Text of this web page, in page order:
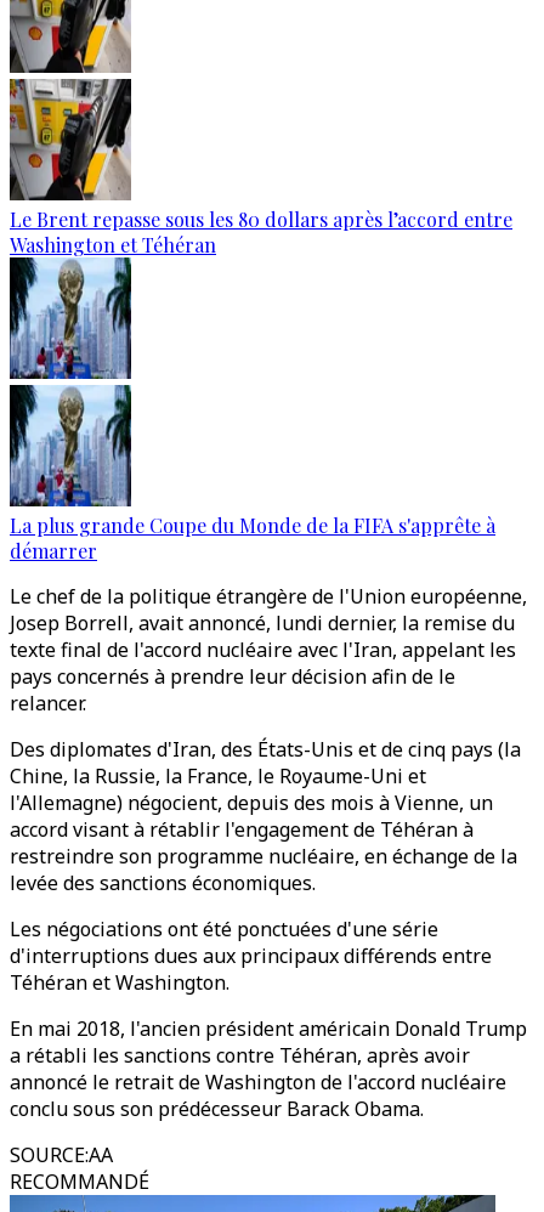
Le Brent repasse sous les 80 dollars après l’accord entre
Washington et Téhéran
La plus grande Coupe du Monde de la FIFA s'apprête à
démarrer
Le chef de la politique étrangère de l'Union européenne,
Josep Borrell, avait annoncé, lundi dernier, la remise du
texte final de l'accord nucléaire avec l'Iran, appelant les
pays concernés à prendre leur décision afin de le
relancer.
Des diplomates d'Iran, des États-Unis et de cinq pays (la
Chine, la Russie, la France, le Royaume-Uni et
l'Allemagne) négocient, depuis des mois à Vienne, un
accord visant à rétablir l'engagement de Téhéran à
restreindre son programme nucléaire, en échange de la
levée des sanctions économiques.
Les négociations ont été ponctuées d'une série
d'interruptions dues aux principaux différends entre
Téhéran et Washington.
En mai 2018, l'ancien président américain Donald Trump
a rétabli les sanctions contre Téhéran, après avoir
annoncé le retrait de Washington de l'accord nucléaire
conclu sous son prédécesseur Barack Obama.
SOURCE:AA
RECOMMANDÉ